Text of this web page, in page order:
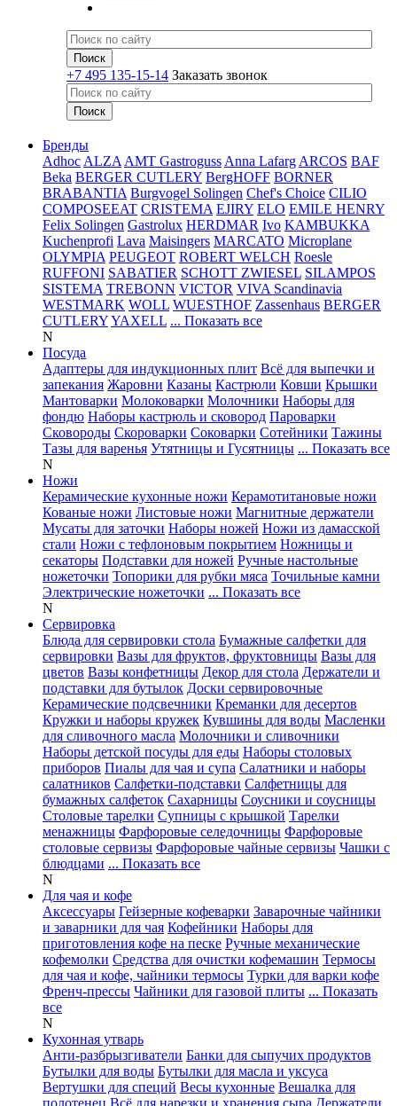
+7 495 135-15-14 Заказать звонок
Бренды
Adhoc ALZA AMT Gastroguss Anna Lafarg ARCOS BAF
Beka BERGER CUTLERY BergHOFF BORNER
BRABANTIA Burgvogel Solingen Chef's Choice CILIO
COMPOSEEAT CRISTEMA EJIRY ELO EMILE HENRY
Felix Solingen Gastrolux HERDMAR Ivo KAMBUKKA
Kuchenprofi Lava Maisingers MARCATO Microplane
OLYMPIA PEUGEOT ROBERT WELCH Roesle
RUFFONI SABATIER SCHOTT ZWIESEL SILAMPOS
SISTEMA TREBONN VICTOR VIVA Scandinavia
WESTMARK WOLL WUESTHOF Zassenhaus BERGER
CUTLERYYAXELL ... Показать все
N
Посуда
Адаптеры для индукционных плит Всё для выпечки и
запекания Жаровни Казаны Кастрюли Ковши Крышки
Мантоварки Молоковарки Молочники Наборы для
фондю Наборы кастрюль и сковород Пароварки
Сковороды Скороварки Соковарки Сотейники Тажины
Тазы для варенья Утятницы и Гусятницы ... Показать все
N
Ножи
Керамические кухонные ножи Керамотитановые ножи
Кованые ножи Листовые ножи Магнитные держатели
Мусаты для заточки Наборы ножей Ножи из дамасской
стали Ножи с тефлоновым покрытием Ножницы и
секаторы Подставки для ножей Ручные настольные
ножеточки Топорики для рубки мяса Точильные камни
Электрические ножеточки ... Показать все
N
Сервировка
Блюда для сервировки стола Бумажные салфетки для
сервировки Вазы для фруктов, фруктовницы Вазы для
цветов Вазы конфетницы Декор для стола Держатели и
подставки для бутылок Доски сервировочные
Керамические подсвечники Креманки для десертов
Кружки и наборы кружек Кувшины для воды Масленки
для сливочного масла Молочники и сливочники
Наборы детской посуды для еды Наборы столовых
приборов Пиалы для чая и супа Салатники и наборы
салатников Салфетки-подставки Салфетницы для
бумажных салфеток Сахарницы Соусники и соусницы
Столовые тарелки Супницы с крышкой Тарелки
менажницы Фарфоровые селедочницы Фарфоровые
столовые сервизы Фарфоровые чайные сервизы Чашки с
блюдцами ... Показать все
N
Для чая и кофе
Аксессуары Гейзерные кофеварки Заварочные чайники
и заварники для чая Кофейники Наборы для
приготовления кофе на песке Ручные механические
кофемолки Средства для очистки кофемашин Термосы
для чая и кофе, чайники термосы Турки для варки кофе
Френч-прессы Чайники для газовой плиты ... Показать
все
N
Кухонная утварь
Анти-разбрызгиватели Банки для сыпучих продуктов
Бутылки для воды Бутылки для масла и уксуса
Вертушки для специй Весы кухонные Вешалка для
полотенец Всё для нарезки и хранения сыра Держатели